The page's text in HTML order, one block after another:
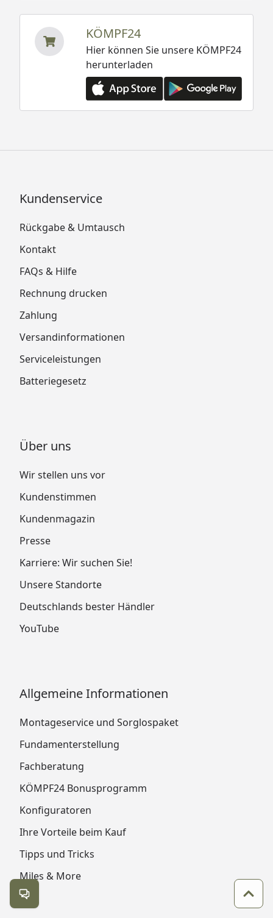
KÖMPF24
Hier können Sie unsere KÖMPF24
herunterladen
Kundenservice
Rückgabe & Umtausch
Kontakt
FAQs & Hilfe
Rechnung drucken
Zahlung
Versandinformationen
Serviceleistungen
Batteriegesetz
Über uns
Wir stellen uns vor
Kundenstimmen
Kundenmagazin
Presse
Karriere: Wir suchen Sie!
Unsere Standorte
Deutschlands bester Händler
YouTube
Allgemeine Informationen
Montageservice und Sorglospaket
Fundamenterstellung
Fachberatung
KÖMPF24 Bonusprogramm
Konfiguratoren
Ihre Vorteile beim Kauf
Tipps und Tricks
Miles & More
Kontakt öffnen